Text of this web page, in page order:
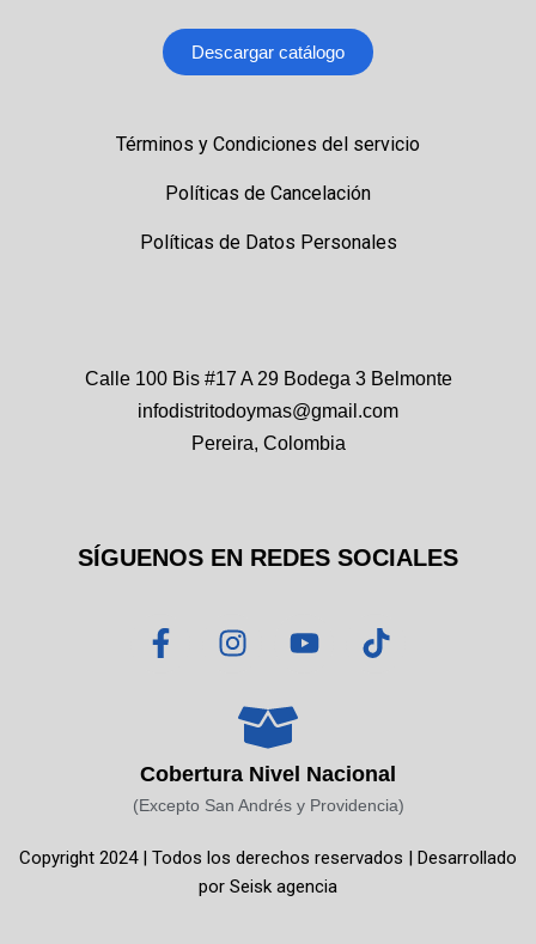
Descargar catálogo
Términos y Condiciones del servicio
Políticas de Cancelación
Políticas de Datos Personales
Calle 100 Bis #17 A 29 Bodega 3 Belmonte
infodistritodoymas@gmail.com
Pereira, Colombia
SÍGUENOS EN REDES SOCIALES
F
a
o
o
-
I
n
t
a
g
r
m
Y
o
b
e
T
i
k
Cobertura Nivel Nacional
(Excepto San Andrés y Providencia)
Copyright 2024 | Todos los derechos reservados | Desarrollado
por Seisk agencia